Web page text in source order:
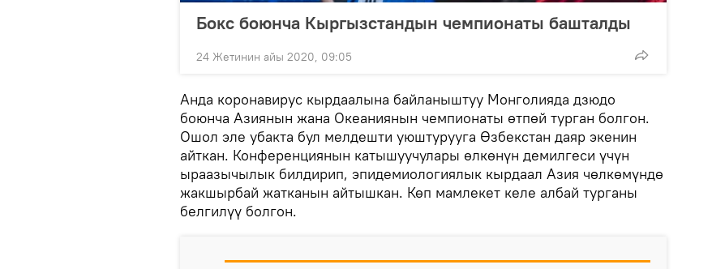
Бокс боюнча Кыргызстандын чемпионаты башталды
24 Жетинин айы 2020, 09:05
Анда коронавирус кырдаалына байланыштуу Монголияда дзюдо
боюнча Азиянын жана Океаниянын чемпионаты өтпөй турган болгон.
Ошол эле убакта бул мелдешти уюштурууга Өзбекстан даяр экенин
айткан. Конференциянын катышуучулары өлкөнүн демилгеси үчүн
ыраазычылык билдирип, эпидемиологиялык кырдаал Азия чөлкөмүндө
жакшырбай жатканын айтышкан. Көп мамлекет келе албай турганы
белгилүү болгон.